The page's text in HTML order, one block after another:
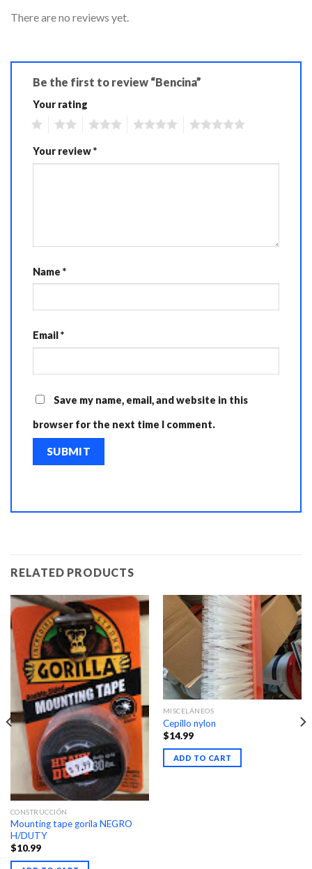
There are no reviews yet.
Be the first to review “Bencina”
Your rating
Your review*
Name *
Email*
Save my name, email, and website in this
browser for the next time I comment.
RELATED PRODUCTS
CONSTRUCCIÓN
Mounting tape gorila NEGRO
H/DUTY
$10.99
MISCELÁNEOS
Cepillo nylon
$14.99
ADD TO CART